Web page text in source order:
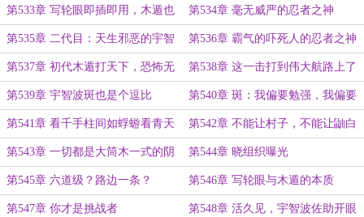
的吗？ 了！
第533章 写轮眼即插即用，木遁也
不差！
第534章 毫无威严的忍者之神
第535章 二代目：天生邪恶的宇智
波小鬼
第536章 霸气的吓死人的忍者之神
第537章 初代木遁打天下，恐怖无
边
第538章 这一击打到伟大航路上了
吧
第539章 宇智波斑也是个逗比 第540章 斑：我偏要勉强，我偏要
做二代目火影
第541章 看千手柱间如蜉蝣看青天 第542章 不能让村子，不能让鼬白
白消失
第543章 一切都是大筒木一式的阴
谋啦
第544章 晓组织曝光
第545章 六道级？路边一条？ 第546章 写轮眼与木遁的本质
第547章 你才是挑战者 第548章 活久见，宇智波佐助开眼